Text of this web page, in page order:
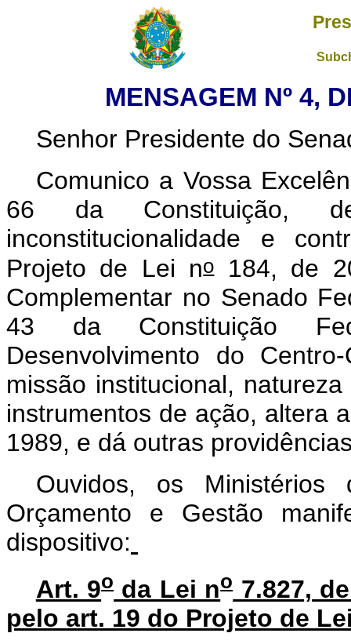
MENSAGEM Nº 4,
Senhor Presidente do
Comunico a Vossa
66 da Constituição,
inconstitucionalidade e
Projeto de Lei no184, de
Complementar no Senado
43 da Constituição
Desenvolvimento do
missão institucional,
instrumentos de ação, altera
1989, e dá outras
Ouvidos, os
Orçamento e Gestão
dispositivo:
Art. 9oda Lei no7.827,
pelo art. 19 do Projeto de